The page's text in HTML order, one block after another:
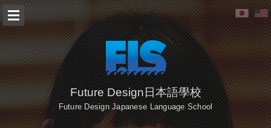
Future Design日本語學校
Future Design Japanese Language School